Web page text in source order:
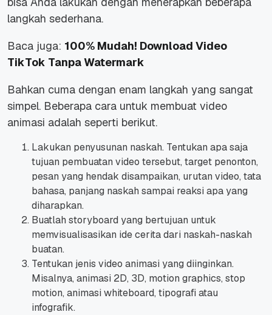
langkah sederhana.
Baca juga: 100% Mudah! Download Video
TikTok Tanpa Watermark
Bahkan cuma dengan enam langkah yang sangat
simpel. Beberapa cara untuk membuat video
animasi adalah seperti berikut.
Lakukan penyusunan naskah. Tentukan apa saja
tujuan pembuatan video tersebut, target penonton,
pesan yang hendak disampaikan, urutan video, tata
bahasa, panjang naskah sampai reaksi apa yang
diharapkan.
Buatlah storyboard yang bertujuan untuk
memvisualisasikan ide cerita dari naskah-naskah
buatan.
Tentukan jenis video animasi yang diinginkan.
Misalnya, animasi 2D, 3D, motion graphics, stop
motion, animasi whiteboard, tipografi atau
infografik.